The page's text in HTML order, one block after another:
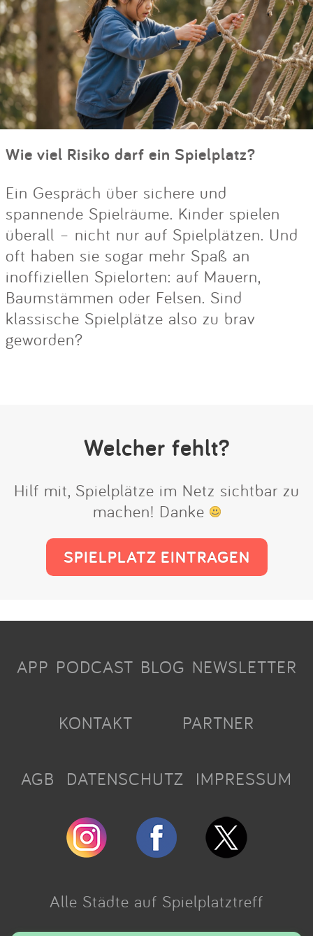
Wie viel Risiko darf ein Spielplatz?
Ein Gespräch über sichere und
spannende Spielräume. Kinder spielen
überall – nicht nur auf Spielplätzen. Und
oft haben sie sogar mehr Spaß an
inoffiziellen Spielorten: auf Mauern,
Baumstämmen oder Felsen. Sind
klassische Spielplätze also zu brav
geworden?
Welcher fehlt?
Hilf mit, Spielplätze im Netz sichtbar zu
machen! Danke
SPIELPLATZ EINTRAGEN
APP PODCAST BLOG NEWSLETTER
KONTAKT PARTNER
AGB DATENSCHUTZ IMPRESSUM
Alle Städte auf Spielplatztreff